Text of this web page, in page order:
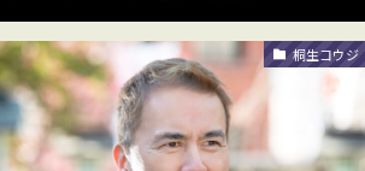
桐生コウジ